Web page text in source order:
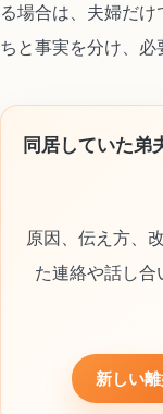
る場合は、夫婦だ
ちと事実を分け、必
同居していた弟
原因、伝え方、
た連絡や話し合
新しい